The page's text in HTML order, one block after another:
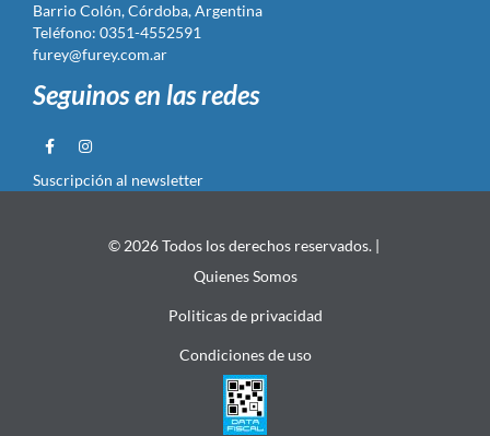
Barrio Colón, Córdoba, Argentina
Teléfono: 0351-4552591
furey@furey.com.ar
Seguinos en las redes
Suscripción al newsletter
© 2026 Todos los derechos reservados. |
Quienes Somos
Politicas de privacidad
Condiciones de uso